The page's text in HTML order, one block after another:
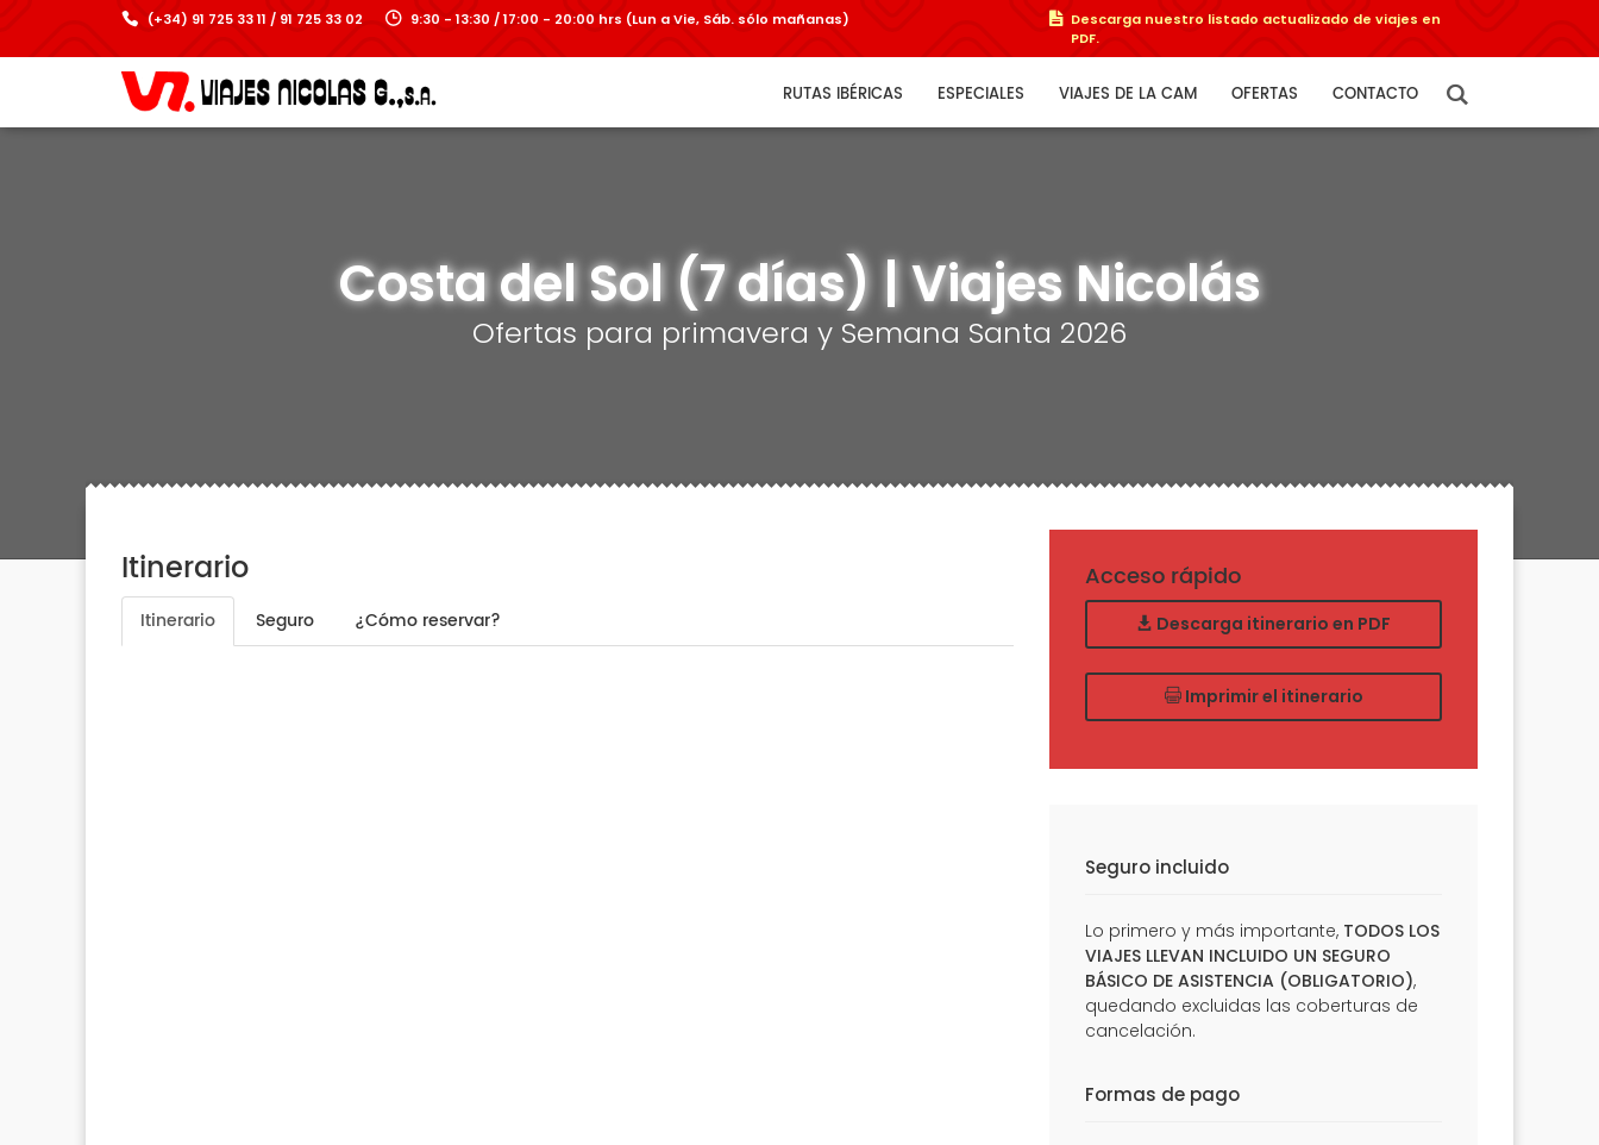
(+34) 91 725 33 11 / 91 725 33 02 9:30 - 13:30 / 17:00 - 20:00 hrs (Lun a Vie, Sáb. sólo mañanas)
Descarga nuestro listado actualizado de viajes en
PDF.
RUTAS IBÉRICAS ESPECIALES VIAJES DE LA CAM OFERTAS CONTACTO
Costa del Sol (7 días) | Viajes Nicolás
Ofertas para primavera y Semana Santa 2026
Itinerario
Itinerario Seguro ¿Cómo reservar?
Acceso rápido
Descarga itinerario en PDF
Imprimir el itinerario
Seguro incluido
Lo primero y más importante, TODOS LOS
VIAJES LLEVAN INCLUIDO UN SEGURO
BÁSICO DE ASISTENCIA (OBLIGATORIO),
quedando excluidas las coberturas de
cancelación.
Formas de pago